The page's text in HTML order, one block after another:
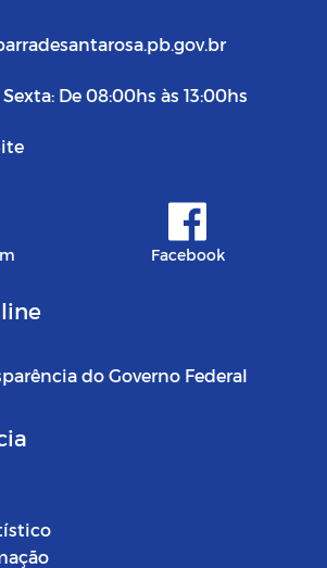
De 08:00hs às 13:00hs
Facebook
do Governo Federal